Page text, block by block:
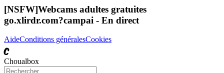
[NSFW]Webcams adultes gratuites
go.xlirdr.com?campai - En direct
AideConditions généralesCookies
C
Choualbox